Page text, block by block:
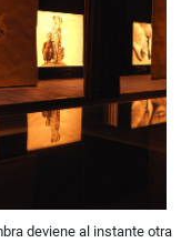
deviene al instante otra